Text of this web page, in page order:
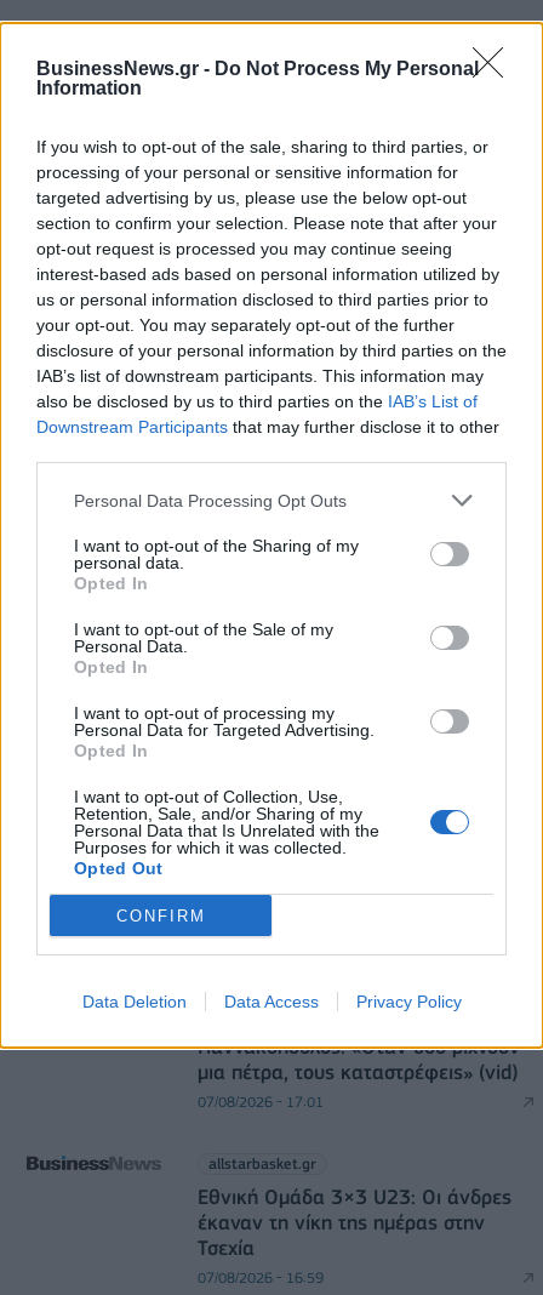
BusinessNews.gr - Do Not Process My Personal
Information
If you wish to opt-out of the sale, sharing to third parties, or
processing of your personal or sensitive information for
targeted advertising by us, please use the below opt-out
section to confirm your selection. Please note that after your
opt-out request is processed you may continue seeing
interest-based ads based on personal information utilized by
us or personal information disclosed to third parties prior to
your opt-out. You may separately opt-out of the further
disclosure of your personal information by third parties on the
IAB’s list of downstream participants. This information may
also be disclosed by us to third parties on the IAB’s List of
Downstream Participants that may further disclose it to other
Personal Data Processing Opt Outs
I want to opt-out of the Sharing of my
personal data.
Opted In
I want to opt-out of the Sale of my
Personal Data.
Opted In
I want to opt-out of processing my
Personal Data for Targeted Advertising.
Opted In
I want to opt-out of Collection, Use,
Retention, Sale, and/or Sharing of my
Personal Data that Is Unrelated with the
Purposes for which it was collected.
Opted Out
CONFIRM
Data Deletion Data Access Privacy Policy
ΔΗΜΟΦΙΛΗ
Έρευνα ΕΟΤ: Η Ελλάδα στις κορυφαίες επιλογές
των Ευρωπαίων ταξιδιωτών
07/08/2026 - 10:56 ΤΟΥΡΙΣΜΟΣ
Υψηλός κίνδυνος πυρκαγιάς σήμερα σε Αττική,
Κρήτη, Πελοπόννησο, Εύβοια και νησιά του Αιγαίου
ΕΛΛΑΔΑ
Χρ. Δήμας: «Προχωρούν τα έργα σε όλο το μήκος
Πειραιάς: Κορυφώνεται η έξοδος των αδειούχων
του Αυγούστου
07/08/2026 - 08:54 ΕΛΛΑΔΑ
Ειδικό Χωροταξικό Πλαίσιο για τον Τουρισμό:
ανάπτυξη
07/08/2026 - 10:43
DIRECTION BUSINESS NETWORK
allstarbasket.gr
Γιαννακόπουλος: «Όταν σου ρίχνουν
μια πέτρα, τους καταστρέφεις» (vid)
07/08/2026 - 17:01
allstarbasket.gr
Εθνική Ομάδα 3×3 U23: Οι άνδρες
έκαναν τη νίκη της ημέρας στην
Τσεχία
07/08/2026 - 16:59